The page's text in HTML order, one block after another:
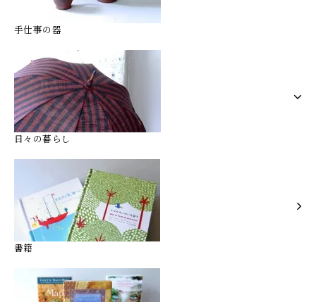
手仕事の器
日々の暮らし
書籍